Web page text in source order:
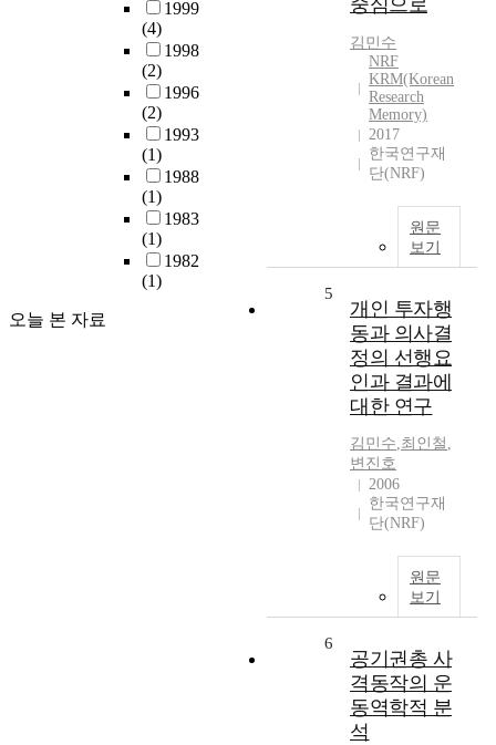
1999
(4)
1998
(2)
1996
(2)
1993
(1)
1988
(1)
1983
(1)
1982
(1)
오늘 본 자료
중심으로
김민수
NRF
KRM(Korean
Research
Memory)
2017
한국연구재
단(NRF)
원문
보기
5
개인 투자행
동과 의사결
정의 선행요
인과 결과에
대한 연구
김민수,최인철 ,
변진호
2006
한국연구재
단(NRF)
원문
보기
6
공기권총 사
격동작의 운
동역학적 분
석